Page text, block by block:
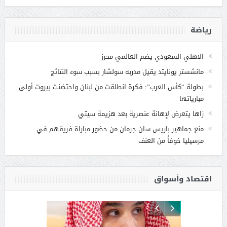
رياضة
الاهلي السعودي يضم العالمي محرز
مانشستر يونايتد يقيل مدربه سولشار بسبب سوء النتائج
بطولة “كأس العرب”: فكرة انطلقت من لبنان واحتضنت بيروت أولى
مبارياتها
زاها يتعرض لإهانة عنصرية بعد هزيمة سيتي
منع جماهير باريس سان جرمان من حضور مباراة فريقهم في
مرسيليا خوفاً من العنف
اقتصاد وأسواق